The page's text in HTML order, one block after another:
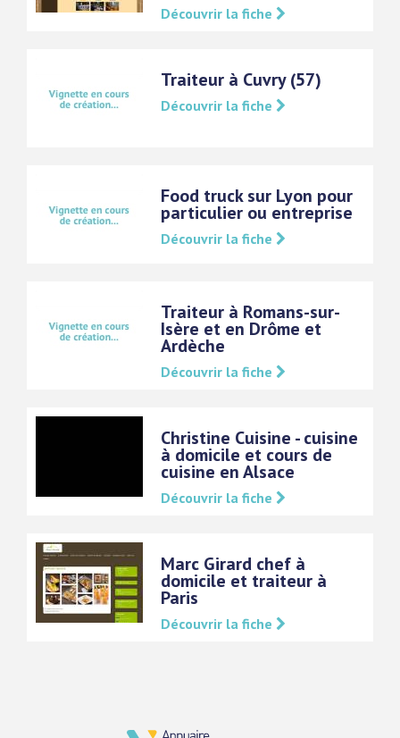
Découvrir la fiche
Traiteur à Cuvry (57)
Découvrir la fiche
Food truck sur Lyon pour
particulier ou entreprise
Découvrir la fiche
Traiteur à Romans-sur-
Isère et en Drôme et
Ardèche
Découvrir la fiche
Christine Cuisine - cuisine
à domicile et cours de
cuisine en Alsace
Découvrir la fiche
Marc Girard chef à
domicile et traiteur à
Paris
Découvrir la fiche